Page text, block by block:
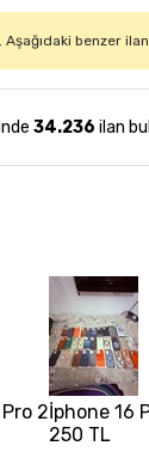
Aşağıdaki benzer
34.236 ilan
2İphone 16
250 TL